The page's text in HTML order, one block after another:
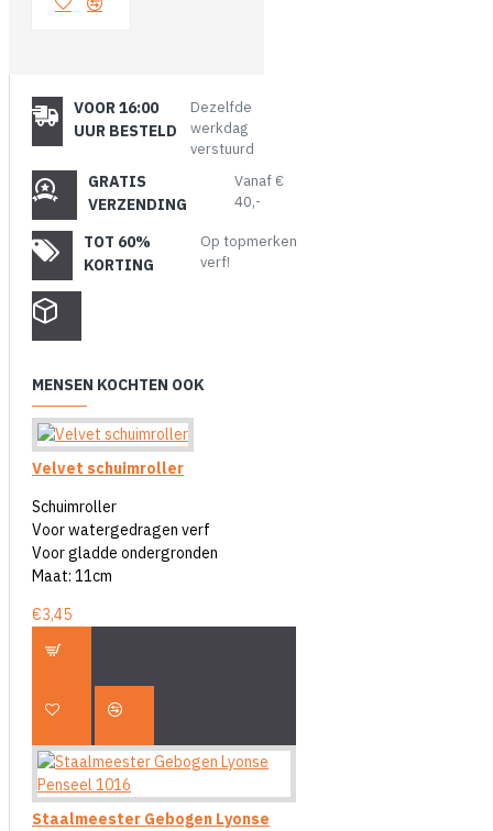
VOOR 16:00
UUR BESTELD
Dezelfde
werkdag
verstuurd
GRATIS
VERZENDING
Vanaf €
40,-
TOT 60%
KORTING
Op topmerken
verf!
MENSEN KOCHTEN OOK
Velvet schuimroller
Schuimroller
Voor watergedragen verf
Voor gladde ondergronden
Maat: 11cm
€3,45
Staalmeester Gebogen Lyonse